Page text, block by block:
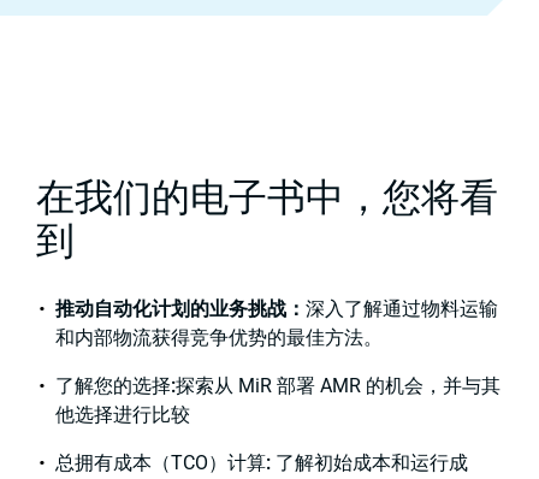
在我们的电子书中，您将看
到
推动自动化计划的业务挑战： 深入了解通过物料运输
和内部物流获得竞争优势的最佳方法。
了解您的选择:探索从 MiR 部署 AMR 的机会，并与其
他选择进行比较
总拥有成本（TCO）计算: 了解初始成本和运行成